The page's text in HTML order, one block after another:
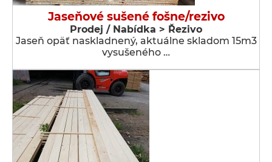
Jaseňové sušené fošne/rezivo
Prodej / Nabídka > Řezivo
Jaseň opäť naskladnený, aktuálne skladom 15m3
vysušeného …